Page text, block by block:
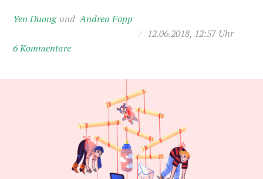
Yen Duong
Andrea Fopp
/ 12.06.2018, 12:57 Uhr
6 Kommentare